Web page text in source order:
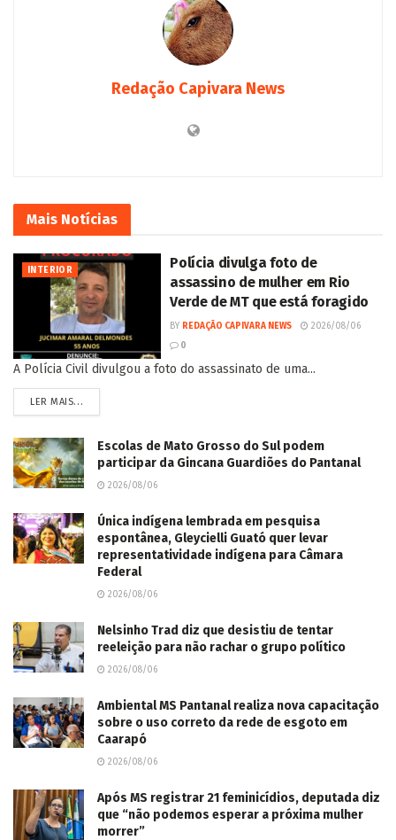
Redação Capivara News
Mais Notícias
INTERIOR
Polícia divulga foto de
assassino de mulher em Rio
Verde de MT que está foragido
BY REDAÇÃO CAPIVARA NEWS
2026/08/06
0
A Polícia Civil divulgou a foto do assassinato de uma...
LER MAIS...
Escolas de Mato Grosso do Sul podem
participar da Gincana Guardiões do Pantanal
2026/08/06
Única indígena lembrada em pesquisa
espontânea, Gleycielli Guató quer levar
representatividade indígena para Câmara
Federal
2026/08/06
Nelsinho Trad diz que desistiu de tentar
reeleição para não rachar o grupo político
2026/08/06
Ambiental MS Pantanal realiza nova capacitação
sobre o uso correto da rede de esgoto em
Caarapó
2026/08/06
Após MS registrar 21 feminicídios, deputada diz
que “não podemos esperar a próxima mulher
morrer”